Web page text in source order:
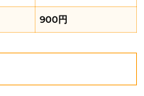
900円